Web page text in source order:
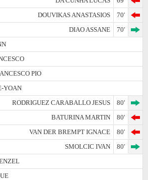
DOUVIKAS ANASTASIOS
70'
DIAO ASSANE
70'
PIO
YOAN
RODRIGUEZ CARABALLO JESUS
80'
BATURINA MARTIN
80'
VAN DER BREMPT IGNACE
80'
SMOLCIC IVAN
80'